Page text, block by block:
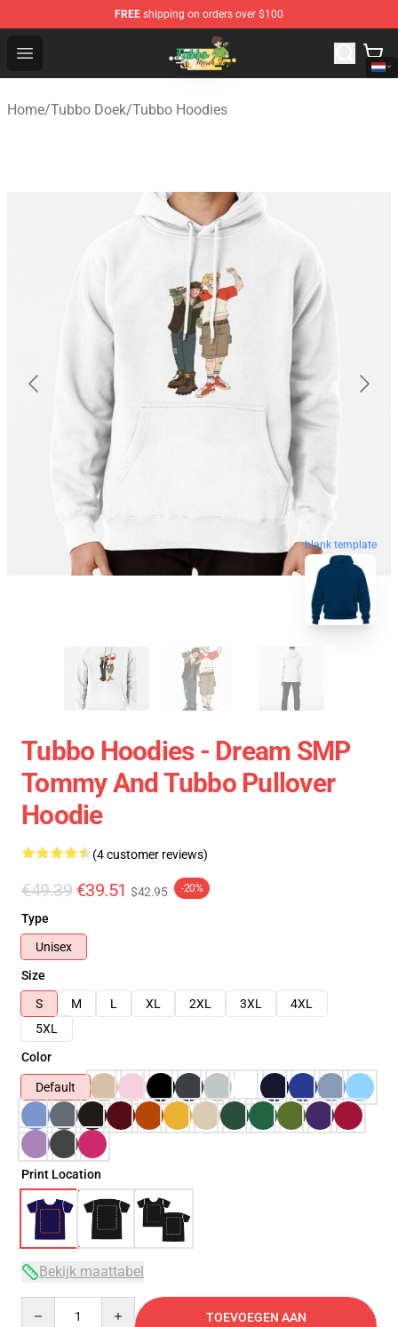
FREE shipping on orders over $100
Open menu
Tubbo Store - Official Tubbo Merchandise Shop
Home/Tubbo Doek/Tubbo Hoodies
blank template
Tubbo Hoodies - Dream SMP
Tommy And Tubbo Pullover
Hoodie
(4 customer reviews)
€49.39 €39.51 $42.95 -20%
Type
Unisex
Size
S
M L XL 2XL 3XL
4XL
5XL
Color
Default
Print Location
Bekijk maattabel
TOEVOEGEN AAN